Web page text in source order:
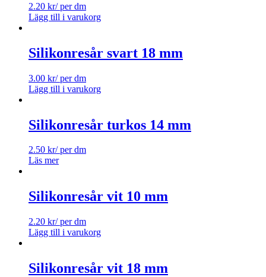
2.20 kr/ per dm
Lägg till i varukorg
Silikonresår svart 18 mm
3.00 kr/ per dm
Lägg till i varukorg
Silikonresår turkos 14 mm
2.50 kr/ per dm
Läs mer
Silikonresår vit 10 mm
2.20 kr/ per dm
Lägg till i varukorg
Silikonresår vit 18 mm